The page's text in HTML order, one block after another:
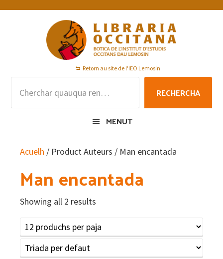
Skip
Skip
Skip
Retorn au site de l'IEO Lemosin
RECHERCHA
MENUT
Acuelh / Product Auteurs / Man encantada
Man encantada
Showing all 2 results